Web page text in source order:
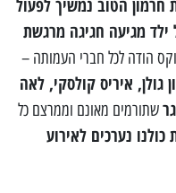
חרמון הטוב נמשיך לפעול
ילד מגיעה חגיגה מרגשת
הודה לכל חברי העמותה –
גולן, איריס קולסקי, לאה
שתורמים מאונם וממרצם כל
כולנו נערכים לאירוע